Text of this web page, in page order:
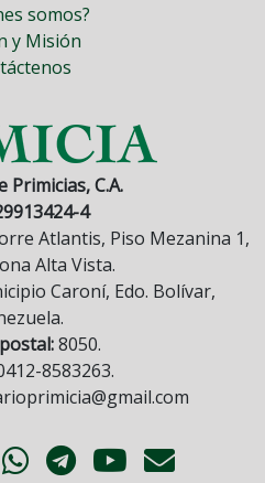
somos?
y Misión
Primicias, C.A.
4
Atlantis, Piso Mezanina 1,
Alta Vista.
Caroní, Edo. Bolívar,
8050.
8583263.